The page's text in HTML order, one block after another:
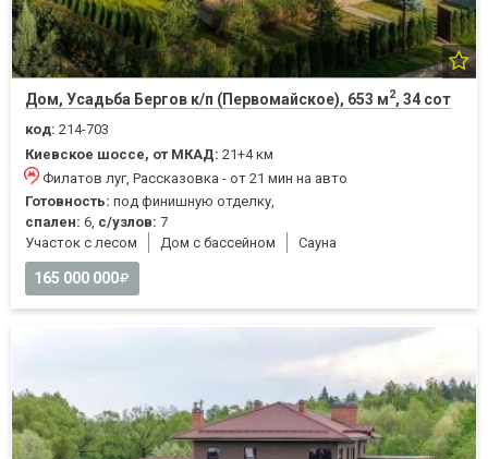
Дом, Усадьба Бергов к/п (Первомайское), 653 м2, 34 сот
код: 214-703
Киевское шоссе, от МКАД: 21+4 км
Филатов луг, Рассказовка - от 21 мин на авто
Готовность: под финишную отделку,
спален: 6, с/узлов: 7
Участок с лесом
Дом с бассейном Cауна
165 000 000